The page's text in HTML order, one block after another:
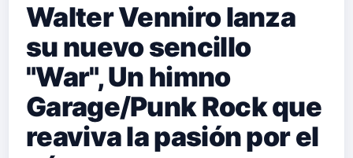
Walter Venniro lanza
su nuevo sencillo
"War", Un himno
Garage/Punk Rock que
reaviva la pasión por el